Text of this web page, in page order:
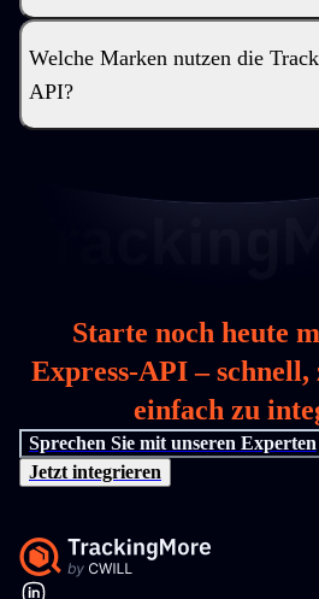
Welche Marken nutzen die
API?
Starte noch heute
Express-API – schnell,
einfach zu
Sprechen Sie mit unseren Experten
Jetzt integrieren